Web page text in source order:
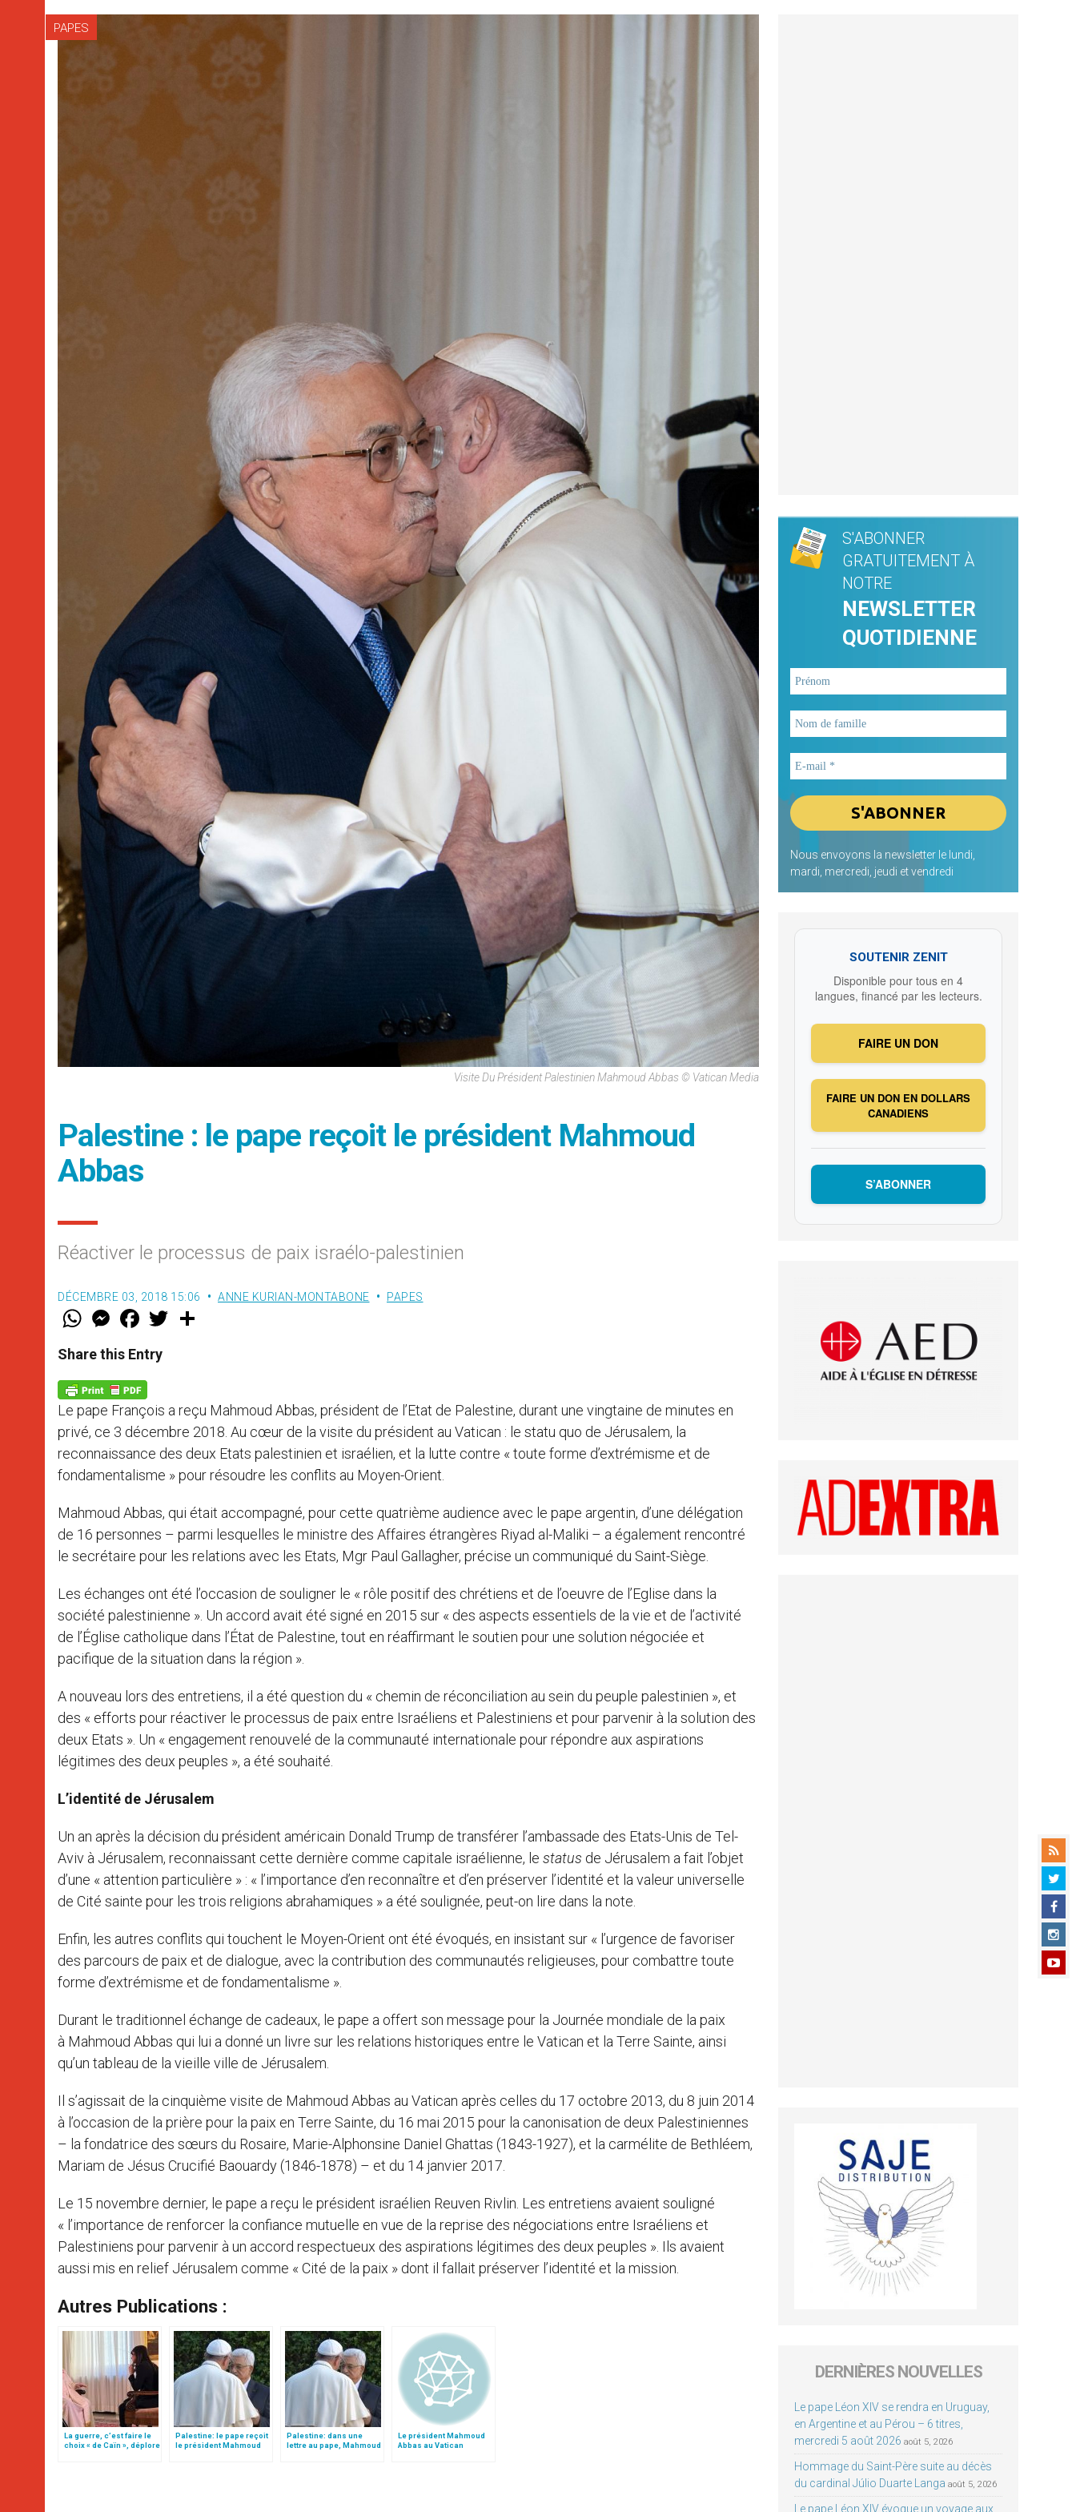
PAPES
Visite Du Président Palestinien Mahmoud Abbas © Vatican Media
Palestine : le pape reçoit le président Mahmoud
Abbas
Réactiver le processus de paix israélo-palestinien
DÉCEMBRE 03, 2018 15:06 ANNE KURIAN-MONTABONE PAPES
W
t
s
A
p
p
M
e
s
e
n
g
e
r
F
a
e
b
o
k
w
Share this Entry
Le pape François a reçu Mahmoud Abbas, président de l’Etat de Palestine, durant une vingtaine de minutes en
privé, ce 3 décembre 2018. Au cœur de la visite du président au Vatican : le statu quo de Jérusalem, la
reconnaissance des deux Etats palestinien et israélien, et la lutte contre « toute forme d’extrémisme et de
fondamentalisme » pour résoudre les conflits au Moyen-Orient.
Mahmoud Abbas, qui était accompagné, pour cette quatrième audience avec le pape argentin, d’une délégation
de 16 personnes – parmi lesquelles le ministre des Affaires étrangères Riyad al-Maliki – a également rencontré
le secrétaire pour les relations avec les Etats, Mgr Paul Gallagher, précise un communiqué du Saint-Siège.
Les échanges ont été l’occasion de souligner le « rôle positif des chrétiens et de l’oeuvre de l’Eglise dans la
société palestinienne ». Un accord avait été signé en 2015 sur « des aspects essentiels de la vie et de l’activité
de l’Église catholique dans l’État de Palestine, tout en réaffirmant le soutien pour une solution négociée et
pacifique de la situation dans la région ».
A nouveau lors des entretiens, il a été question du « chemin de réconciliation au sein du peuple palestinien », et
des « efforts pour réactiver le processus de paix entre Israéliens et Palestiniens et pour parvenir à la solution des
deux Etats ». Un « engagement renouvelé de la communauté internationale pour répondre aux aspirations
légitimes des deux peuples », a été souhaité.
L’identité de Jérusalem
Un an après la décision du président américain Donald Trump de transférer l’ambassade des Etats-Unis de Tel-
Aviv à Jérusalem, reconnaissant cette dernière comme capitale israélienne, le status de Jérusalem a fait l’objet
d’une « attention particulière » : « l’importance d’en reconnaître et d’en préserver l’identité et la valeur universelle
de Cité sainte pour les trois religions abrahamiques » a été soulignée, peut-on lire dans la note.
Enfin, les autres conflits qui touchent le Moyen-Orient ont été évoqués, en insistant sur « l’urgence de favoriser
des parcours de paix et de dialogue, avec la contribution des communautés religieuses, pour combattre toute
forme d’extrémisme et de fondamentalisme ».
Durant le traditionnel échange de cadeaux, le pape a offert son message pour la Journée mondiale de la paix
à Mahmoud Abbas qui lui a donné un livre sur les relations historiques entre le Vatican et la Terre Sainte, ainsi
qu’un tableau de la vieille ville de Jérusalem.
Il s’agissait de la cinquième visite de Mahmoud Abbas au Vatican après celles du 17 octobre 2013, du 8 juin 2014
à l’occasion de la prière pour la paix en Terre Sainte, du 16 mai 2015 pour la canonisation de deux Palestiniennes
– la fondatrice des sœurs du Rosaire, Marie-Alphonsine Daniel Ghattas (1843-1927), et la carmélite de Bethléem,
Mariam de Jésus Crucifié Baouardy (1846-1878) – et du 14 janvier 2017.
Le 15 novembre dernier, le pape a reçu le président israélien Reuven Rivlin. Les entretiens avaient souligné
« l’importance de renforcer la confiance mutuelle en vue de la reprise des négociations entre Israéliens et
Palestiniens pour parvenir à un accord respectueux des aspirations légitimes des deux peuples ». Ils avaient
aussi mis en relief Jérusalem comme « Cité de la paix » dont il fallait préserver l’identité et la mission.
Autres Publications :
La guerre, c’est faire le
choix « de Caïn », déplore
Palestine: le pape reçoit
le président Mahmoud
Palestine: dans une
lettre au pape, Mahmoud
Le président Mahmoud
Abbas au Vatican
S'ABONNER
GRATUITEMENT À
NOTRE
NEWSLETTER
QUOTIDIENNE
Nous envoyons la newsletter le lundi,
mardi, mercredi, jeudi et vendredi
SOUTENIR ZENIT
Disponible pour tous en 4
langues, financé par les lecteurs.
FAIRE UN DON
FAIRE UN DON EN DOLLARS
CANADIENS
S’ABONNER
DERNIÈRES NOUVELLES
Le pape Léon XIV se rendra en Uruguay,
en Argentine et au Pérou – 6 titres,
mercredi 5 août 2026 août 5, 2026
Hommage du Saint-Père suite au décès
du cardinal Júlio Duarte Langa août 5, 2026
Le pape Léon XIV évoque un voyage aux